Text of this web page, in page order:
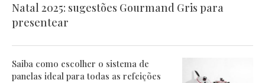
Natal 2025: sugestões Gourmand Gris para
presentear
Saiba como escolher o sistema de
panelas ideal para todas as refeições